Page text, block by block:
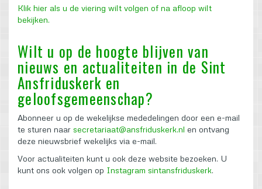
Klik hier als u de viering wilt volgen of na afloop wilt
bekijken.
Wilt u op de hoogte blijven van
nieuws en actualiteiten in de Sint
Ansfriduskerk en
geloofsgemeenschap?
Abonneer u op de wekelijkse mededelingen door een e-mail
te sturen naar secretariaat@ansfriduskerk.nl en ontvang
deze nieuwsbrief wekelijks via e-mail.
Voor actualiteiten kunt u ook deze website bezoeken. U
kunt ons ook volgen op Instagram sintansfriduskerk.